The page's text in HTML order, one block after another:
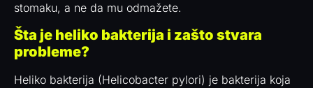
stomaku, a ne da mu odmažete.
Šta je heliko bakterija i zašto stvara
probleme?
Heliko bakterija (Helicobacter pylori) je bakterija koja